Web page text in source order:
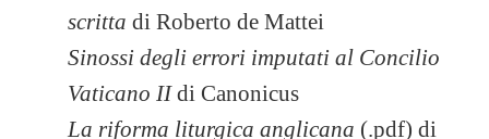
scritta diRoberto de Mattei
Sinossi degli errori imputati al Concilio
Vaticano IIdi Canonicus
La riforma liturgica anglicana (.pdf) di